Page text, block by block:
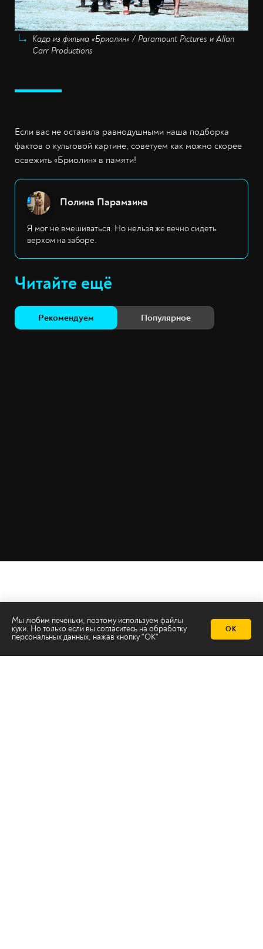
Кадр из фильма «Бриолин» / Paramount Pictures и Allan
Carr Productions
Если вас не оставила равнодушными наша подборка
фактов о культовой картине, советуем как можно скорее
освежить «Бриолин» в памяти!
Полина Парамзина
Я мог не вмешиваться. Но нельзя же вечно сидеть
верхом на заборе.
Читайте ещё
Рекомендуем Популярное
Мы любим печеньки, поэтому используем файлы
куки. Но только если вы согласитесь на обработку
персональных данных, нажав кнопку "ОК"
ОК